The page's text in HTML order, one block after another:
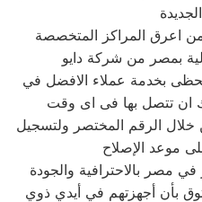
اعرق المراكز المتخصصة
بمصر من شركة دايو
بخدمة عملاء الافضل في
ان تتصل بها فى اى وقت
خلال الرقم المختصر ولتسجيل
موعد الإصلاح
مصر بالاحترافية والجودة
بأن أجهزتهم في أيدي ذوي